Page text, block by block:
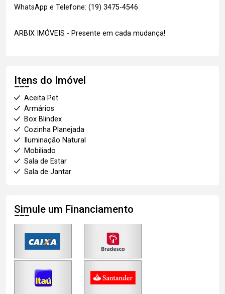
WhatsApp e Telefone: (19) 3475-4546
ARBIX IMÓVEIS - Presente em cada mudança!
Itens do Imóvel
Aceita Pet
Armários
Box Blindex
Cozinha Planejada
Iluminação Natural
Mobiliado
Sala de Estar
Sala de Jantar
Simule um Financiamento